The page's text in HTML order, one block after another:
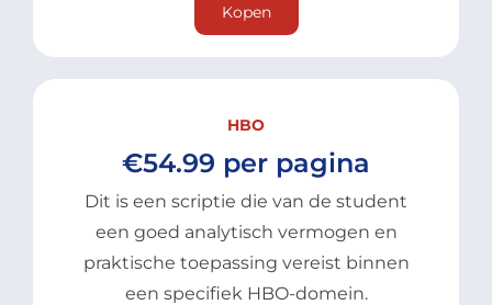
Kopen
HBO
€54.99 per pagina
Dit is een scriptie die van de student
een goed analytisch vermogen en
praktische toepassing vereist binnen
een specifiek HBO-domein.